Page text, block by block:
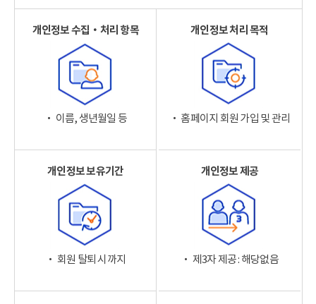
개인정보 수집‧처리 항목
‧ 이름, 생년월일 등
개인정보 처리 목적
‧ 홈페이지 회원 가입 및 관리
개인정보 보유기간
‧ 회원 탈퇴 시까지
개인정보 제공
‧ 제3자 제공 : 해당없음